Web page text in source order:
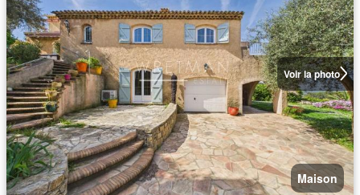
Voir la photo
Maison